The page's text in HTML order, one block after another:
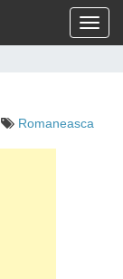
Romaneasca